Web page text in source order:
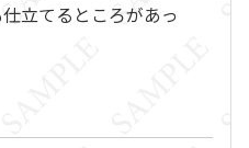
立てるところがあっ